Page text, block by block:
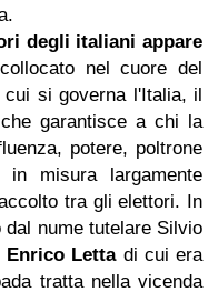
degli italiani appare
nel cuore del
si governa l'Italia, il
garantisce a chi la
potere, poltrone
misura largamente
tra gli elettori. In
nume tutelare Silvio
Enrico Lettadi cui era
tratta nella vicenda